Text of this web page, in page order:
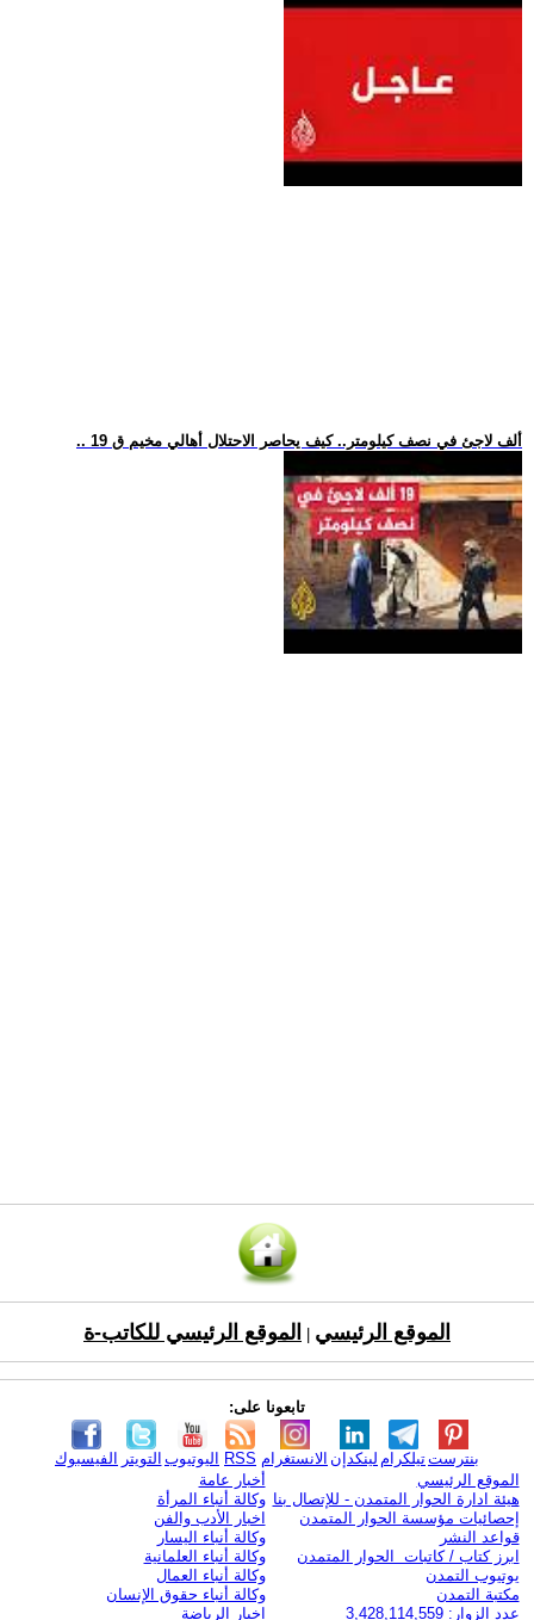
.. 19 ألف لاجئ في نصف كيلومتر.. كيف يحاصر الاحتلال أهالي مخيم ق
الموقع الرئيسي الموقع الرئيسي للكاتب-ة
تابعونا على:
الفيسبوك التويتر اليوتيوب RSS الانستغرام لينكدإن تيلكرامبنترست
الموقع الرئيسي
هيئة ادارة الحوار المتمدن - للإتصال بنا
إحصائيات مؤسسة الحوار المتمدن
قواعد النشر
ابرز كتاب / كاتبات الحوار المتمدن
يوتيوب التمدن
مكتبة التمدن
عدد الزوار: 3,428,114,559
أخبار عامة
وكالة أنباء المرأة
اخبار الأدب والفن
وكالة أنباء اليسار
وكالة أنباء العلمانية
وكالة أنباء العمال
وكالة أنباء حقوق الإنسان
اخبار الرياضة